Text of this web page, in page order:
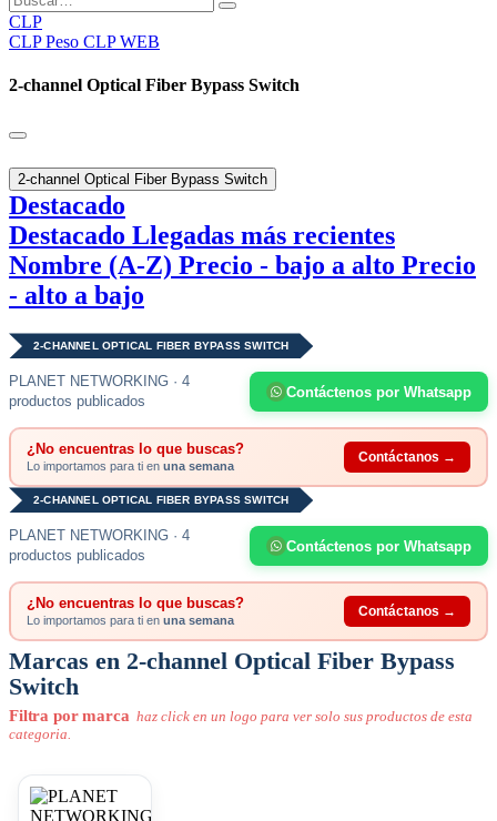
CLP
CLP Peso CLP WEB
2-channel Optical Fiber Bypass Switch
2-channel Optical Fiber Bypass Switch
Destacado
Destacado Llegadas más recientes
Nombre (A-Z) Precio - bajo a alto Precio
- alto a bajo
2-CHANNEL OPTICAL FIBER BYPASS SWITCH
PLANET NETWORKING · 4
productos publicados
Contáctenos por Whatsapp
¿No encuentras lo que buscas?
Lo importamos para ti en una semana
Contáctanos →
2-CHANNEL OPTICAL FIBER BYPASS SWITCH
PLANET NETWORKING · 4
productos publicados
Contáctenos por Whatsapp
¿No encuentras lo que buscas?
Lo importamos para ti en una semana
Contáctanos →
Marcas en 2-channel Optical Fiber Bypass
Switch
Filtra por marca haz click en un logo para ver solo sus productos de esta
categoria.